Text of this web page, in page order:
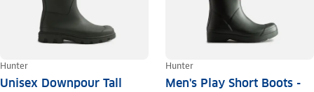
Hunter
Unisex Downpour Tall
Hunter
Men's Play Short Boots -